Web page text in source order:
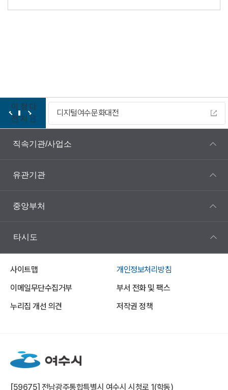
이
전
정
지
다
음
디지털여수문화대전
직속기관/사업소
유관기관
중앙부처
타시도
사이트맵
개인정보처리방침
이메일무단수집거부
부서 전화 및 팩스
누리집 개선 의견
저작권 정책
[59675] 전남광주통합특별시 여수시 시청로 1(학동)